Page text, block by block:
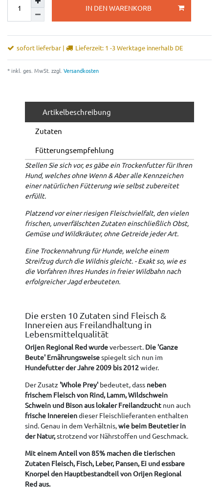
IN DEN WARENKORB
sofort lieferbar | Lieferzeit: 1 -3 Werktage innerhalb DE
* inkl. ges. MwSt. zzgl. Versandkosten
Artikelbeschreibung
Zutaten
Fütterungsempfehlung
Stellen Sie sich vor, es gäbe ein Trockenfutter für Ihren
Hund, welches ohne Wenn & Aber alle Kennzeichen
einer natürlichen Fütterung wie selbst zubereitet
erfüllt.
Platzend vor einer riesigen Fleischvielfalt, den vielen
frischen, unverfälschten Zutaten einschließlich Obst,
Gemüse und Wildkräuter, ohne Getreide jeder Art.
Eine Trockennahrung für Hunde, welche einem
Streifzug durch die Wildnis gleicht. - Exakt so, wie es
die Vorfahren Ihres Hundes in freier Wildbahn nach
erfolgreicher Jagd erbeuteten.
Die ersten 10 Zutaten sind Fleisch &
Innereien aus Freilandhaltung in
Lebensmittelqualität
Orijen Regional Red wurdeverbessert. Die 'Ganze
Beute' Ernährungsweisespiegelt sich nun im
Hundefutter der Jahre 2009 bis 2012wider.
Der Zusatz 'Whole Prey' bedeutet, dass neben
frischem Fleisch von Rind, Lamm, Wildschwein
Schwein und Bison aus lokaler Freilandzucht nun auch
frische Innereiendieser Fleischlieferanten enthalten
sind. Genau in dem Verhältnis,wie beim Beutetier in
der Natur,strotzend vor Nährstoffen und Geschmack.
Mit einem Anteil von 85% machen die tierischen
Zutaten Fleisch, Fisch, Leber, Pansen, Ei und essbare
Knorpel den Hauptbestandteil von Orijen Regional
Red aus.